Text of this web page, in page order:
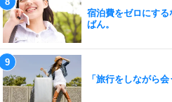
宿泊費をゼロにす
ばん。
「旅行をしながら